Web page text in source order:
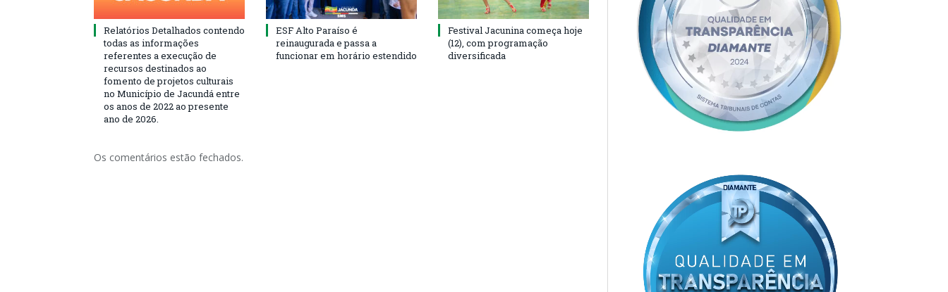
Relatórios Detalhados contendo
todas as informações
referentes a execução de
recursos destinados ao
fomento de projetos culturais
no Município de Jacundá entre
os anos de 2022 ao presente
ano de 2026.
ESF Alto Paraíso é
reinaugurada e passa a
funcionar em horário estendido
Festival Jacunina começa hoje
(12), com programação
diversificada
Os comentários estão fechados.